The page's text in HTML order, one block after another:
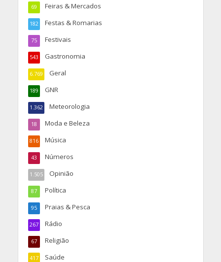
Feiras & Mercados
69
Festas & Romarias
182
Festivais
75
Gastronomia
543
Geral
6.769
GNR
189
Meteorologia
1.362
Moda e Beleza
18
Música
816
Números
43
Opinião
1.505
Política
87
Praias & Pesca
95
Rádio
267
Religião
67
Saúde
417